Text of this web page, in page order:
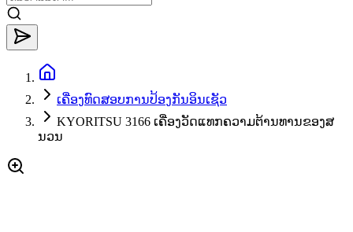
ເຄື່ອງທົດສອບການປ້ອງກັນອິນເຊັວ
KYORITSU 3166 ເຄື່ອງວັດແທກຄວາມຕ້ານທານຂອງສ
ນວນ